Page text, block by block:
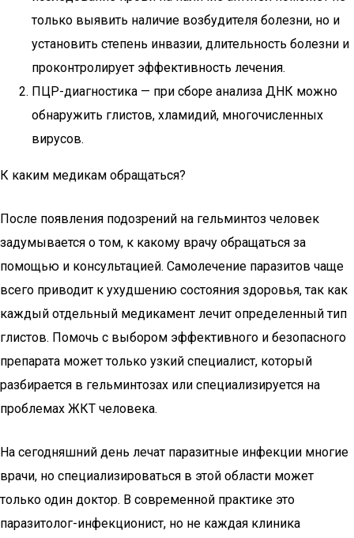
только выявить наличие возбудителя болезни, но и
установить степень инвазии, длительность болезни и
проконтролирует эффективность лечения.
ПЦР-диагностика — при сборе анализа ДНК можно
обнаружить глистов, хламидий, многочисленных
вирусов.
К каким медикам обращаться?
После появления подозрений на гельминтоз человек
задумывается о том, к какому врачу обращаться за
помощью и консультацией. Самолечение паразитов чаще
всего приводит к ухудшению состояния здоровья, так как
каждый отдельный медикамент лечит определенный тип
глистов. Помочь с выбором эффективного и безопасного
препарата может только узкий специалист, который
разбирается в гельминтозах или специализируется на
проблемах ЖКТ человека.
На сегодняшний день лечат паразитные инфекции многие
врачи, но специализироваться в этой области может
только один доктор. В современной практике это
паразитолог-инфекционист, но не каждая клиника